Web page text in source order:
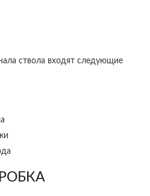
ствола входят следующие